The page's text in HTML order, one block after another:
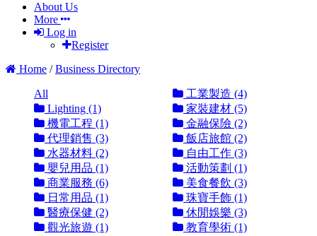
About Us
More
Log in
Register
Home / Business Directory
All
工業製造 (4)
Lighting (1)
家裝建材 (5)
機電工程 (1)
金融保險 (2)
代理銷售 (3)
飯店旅館 (2)
水器材料 (2)
自由工作 (3)
嬰兒用品 (1)
活動策劃 (1)
商業服務 (6)
美食餐飲 (3)
日常用品 (1)
珠寶手飾 (1)
醫療保健 (2)
休閒娛樂 (3)
觀光旅遊 (1)
教育學術 (1)